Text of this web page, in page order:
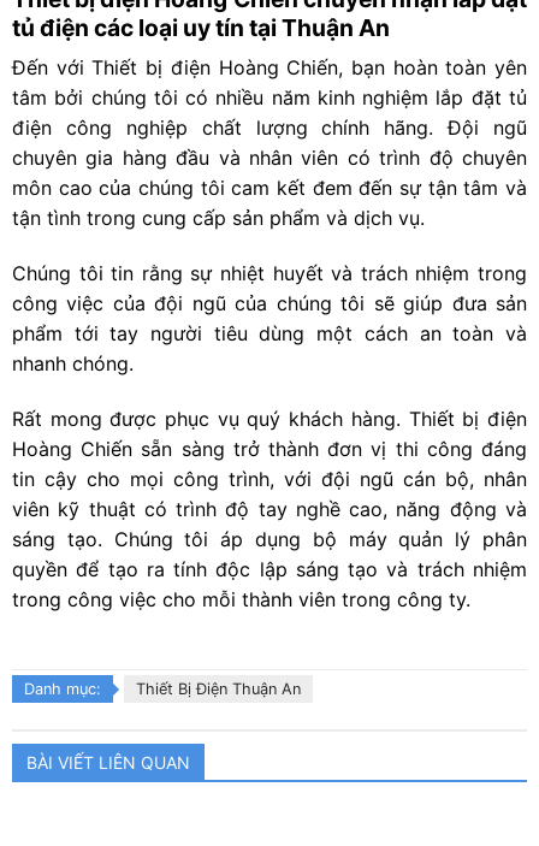
tủ điện các loại uy tín tại Thuận An
Đến với Thiết bị điện Hoàng Chiến, bạn hoàn toàn yên
tâm bởi chúng tôi có nhiều năm kinh nghiệm lắp đặt tủ
điện công nghiệp chất lượng chính hãng. Đội ngũ
chuyên gia hàng đầu và nhân viên có trình độ chuyên
môn cao của chúng tôi cam kết đem đến sự tận tâm và
tận tình trong cung cấp sản phẩm và dịch vụ.
Chúng tôi tin rằng sự nhiệt huyết và trách nhiệm trong
công việc của đội ngũ của chúng tôi sẽ giúp đưa sản
phẩm tới tay người tiêu dùng một cách an toàn và
nhanh chóng.
Rất mong được phục vụ quý khách hàng. Thiết bị điện
Hoàng Chiến sẵn sàng trở thành đơn vị thi công đáng
tin cậy cho mọi công trình, với đội ngũ cán bộ, nhân
viên kỹ thuật có trình độ tay nghề cao, năng động và
sáng tạo. Chúng tôi áp dụng bộ máy quản lý phân
quyền để tạo ra tính độc lập sáng tạo và trách nhiệm
trong công việc cho mỗi thành viên trong công ty.
Danh mục: Thiết Bị Điện Thuận An
BÀI VIẾT LIÊN QUAN